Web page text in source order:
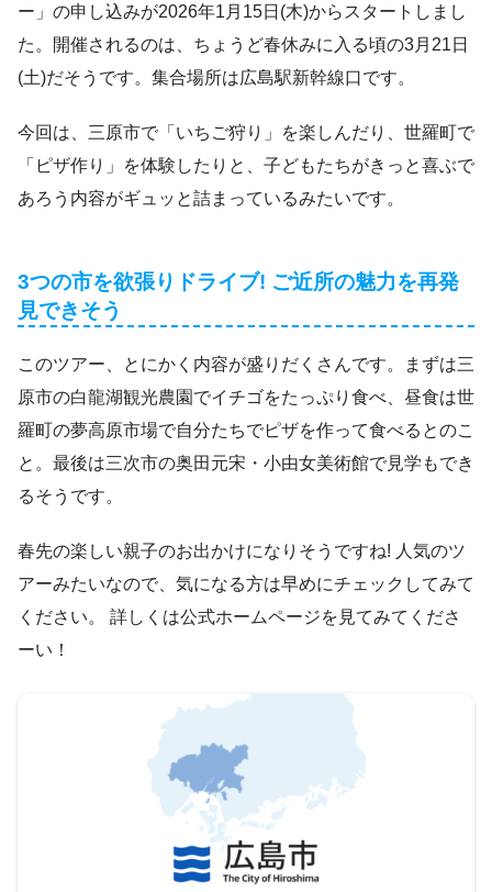
ー」の申し込みが2026年1月15日(木)からスタートしまし
た。開催されるのは、ちょうど春休みに入る頃の3月21日
(土)だそうです。集合場所は広島駅新幹線口です。
今回は、三原市で「いちご狩り」を楽しんだり、世羅町で
「ピザ作り」を体験したりと、子どもたちがきっと喜ぶで
あろう内容がギュッと詰まっているみたいです。
3つの市を欲張りドライブ! ご近所の魅力を再発
見できそう
このツアー、とにかく内容が盛りだくさんです。まずは三
原市の白龍湖観光農園でイチゴをたっぷり食べ、昼食は世
羅町の夢高原市場で自分たちでピザを作って食べるとのこ
と。最後は三次市の奥田元宋・小由女美術館で見学もでき
るそうです。
春先の楽しい親子のお出かけになりそうですね! 人気のツ
アーみたいなので、気になる方は早めにチェックしてみて
ください。 詳しくは公式ホームページを見てみてくださ
ーい！